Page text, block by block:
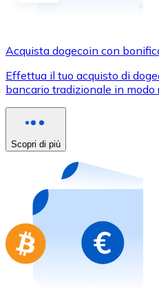
Usa le carte Visa e
Acquista con carta
Acquista gift card dei
Vai al negozio di carte
Acquista dogecoin con
Effettua il tuo acquisto di
bancario tradizionale in modo
Scopri di più